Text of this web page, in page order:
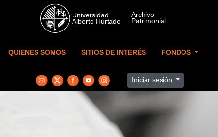
Skip to main content
QUIENES SOMOS SITIOS DE INTERÉS FONDOS
Iniciar sesión